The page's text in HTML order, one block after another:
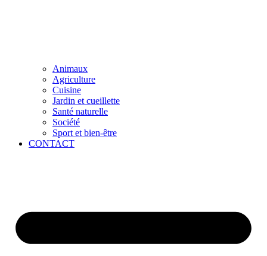
Animaux
Agriculture
Cuisine
Jardin et cueillette
Santé naturelle
Société
Sport et bien-être
CONTACT